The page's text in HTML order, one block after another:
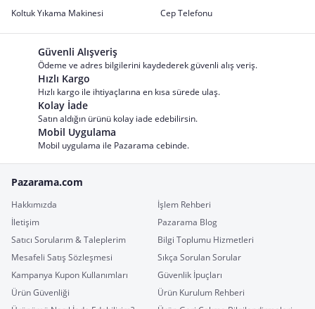
Koltuk Yıkama Makinesi
Cep Telefonu
Güvenli Alışveriş
Ödeme ve adres bilgilerini kaydederek güvenli alış veriş.
Hızlı Kargo
Hızlı kargo ile ihtiyaçlarına en kısa sürede ulaş.
Kolay İade
Satın aldığın ürünü kolay iade edebilirsin.
Mobil Uygulama
Mobil uygulama ile Pazarama cebinde.
Pazarama.com
Hakkımızda
İşlem Rehberi
İletişim
Pazarama Blog
Satıcı Sorularım & Taleplerim
Bilgi Toplumu Hizmetleri
Mesafeli Satış Sözleşmesi
Sıkça Sorulan Sorular
Kampanya Kupon Kullanımları
Güvenlik İpuçları
Ürün Güvenliği
Ürün Kurulum Rehberi